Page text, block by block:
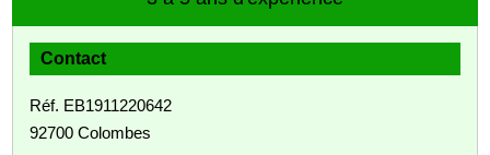
Contact
Réf. EB1911220642
92700 Colombes